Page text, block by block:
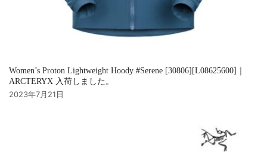
Women’s Proton Lightweight Hoody #Serene [30806][L08625600]｜
ARCTERYX 入荷しました。
2023年7月21日